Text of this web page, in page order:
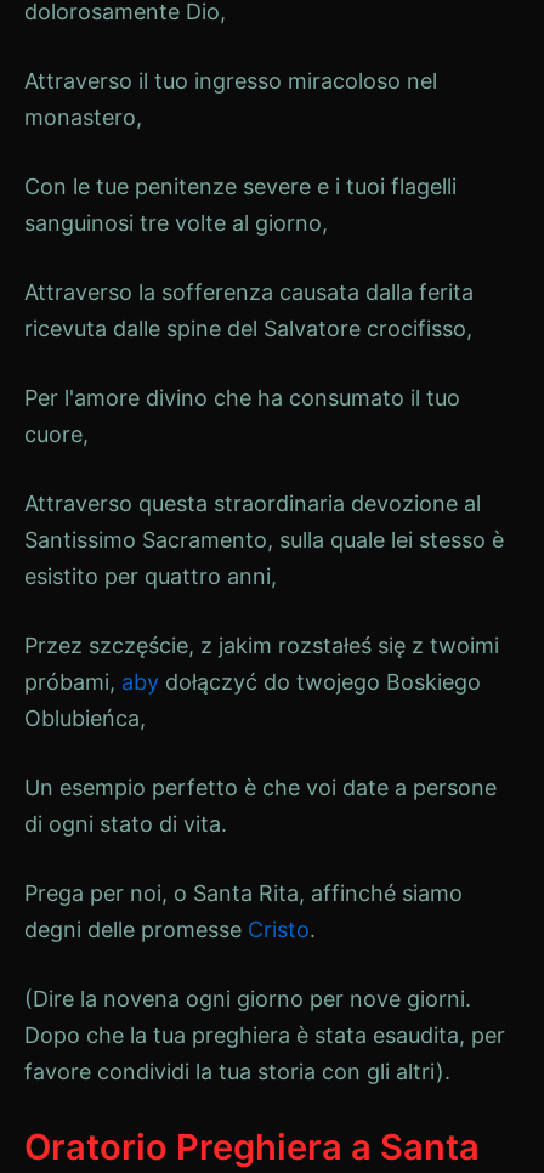
dolorosamente Dio,
Attraverso il tuo ingresso miracoloso nel
monastero,
Con le tue penitenze severe e i tuoi flagelli
sanguinosi tre volte al giorno,
Attraverso la sofferenza causata dalla ferita
ricevuta dalle spine del Salvatore crocifisso,
Per l'amore divino che ha consumato il tuo
cuore,
Attraverso questa straordinaria devozione al
Santissimo Sacramento, sulla quale lei stesso è
esistito per quattro anni,
Przez szczęście, z jakim rozstałeś się z twoimi
próbami, aby dołączyć do twojego Boskiego
Oblubieńca,
Un esempio perfetto è che voi date a persone
di ogni stato di vita.
Prega per noi, o Santa Rita, affinché siamo
degni delle promesse Cristo.
(Dire la novena ogni giorno per nove giorni.
Dopo che la tua preghiera è stata esaudita, per
favore condividi la tua storia con gli altri).
Oratorio Preghiera a Santa